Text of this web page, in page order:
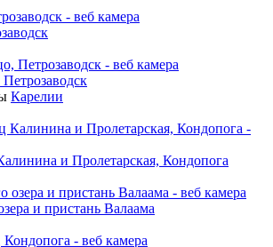
Карелии
и Пролетарская, Кондопога
и пристань Валаама